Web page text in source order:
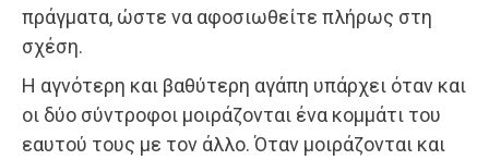
πράγματα, ώστε να αφοσιωθείτε πλήρως στη
σχέση.
Η αγνότερη και βαθύτερη αγάπη υπάρχει όταν και
οι δύο σύντροφοι μοιράζονται ένα κομμάτι του
εαυτού τους με τον άλλο. Όταν μοιράζονται και